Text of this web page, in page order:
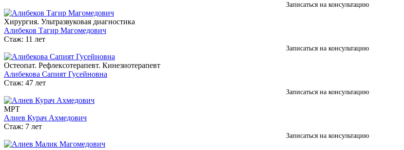
Записаться на консультацию
Хирургия. Ультразвуковая диагностика
Алибеков Тагир Магомедович
Стаж: 11 лет
Записаться на консультацию
Остеопат. Рефлексотерапевт. Кинезиотерапевт
Алибекова Сапият Гусейновна
Стаж: 47 лет
Записаться на консультацию
МРТ
Алиев Курач Ахмедович
Стаж: 7 лет
Записаться на консультацию